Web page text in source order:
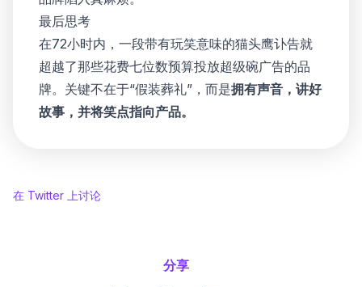
最后思考
在72小时内，一段带有玩笑意味的猫头鹰讣告就
超越了那些花费七位数预算投放超级碗广告的品
牌。关键不在于“假装葬礼”，而是拥有声音，讲好
故事，并将笑点指向产品。
在 Twitter 上讨论
分享